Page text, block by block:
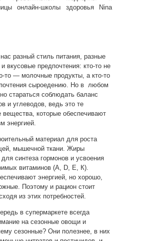
онлайн-школы здоровья Nina
разный стиль питания, разные
и вкусовые предпочтения: кто-то не
то — молочные продукты, а кто-то
сыроедению. Но в любом
стараться соблюдать баланс
и углеводов, ведь это те
вещества, которые обеспечивают
энергией.
материал для роста
мышечной ткани. Жиры
синтеза гормонов и усвоения
витаминов (А, D, Е, К).
энергией, но хорошо,
Поэтому и рацион стоит
из этих потребностей.
в супермаркете всегда
на сезонные овощи и
сезонные? Они полезнее, в них